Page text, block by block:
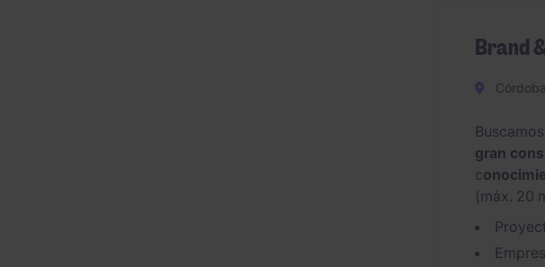
Brand
Córdoba
gran
c
(máx. 20